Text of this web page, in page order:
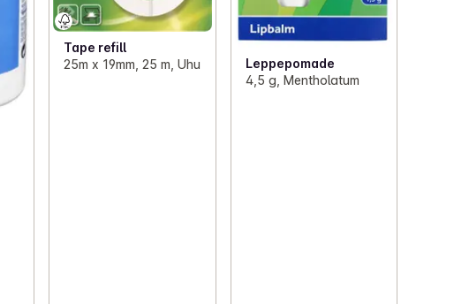
Tape refill
25m x 19mm, 25 m, Uhu
Leppepomade
4,5 g, Mentholatum